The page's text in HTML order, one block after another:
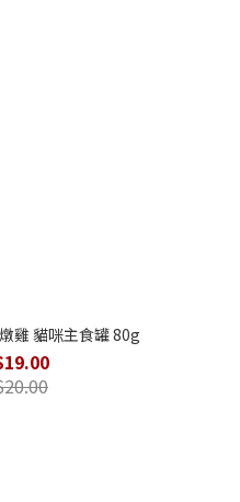
雞 貓咪主食罐 80g